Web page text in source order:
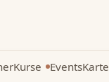
Kurse
Neu
EventsKarte
Neu